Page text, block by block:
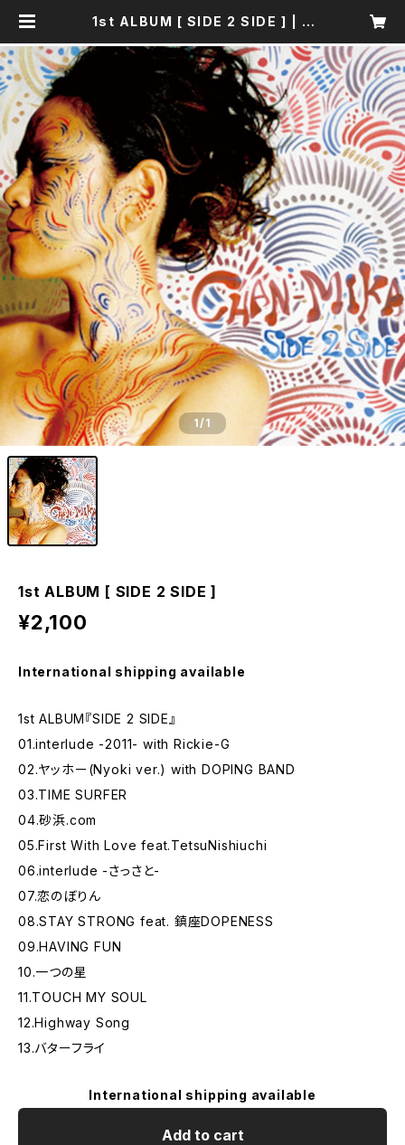
1st ALBUM [ SIDE 2 SIDE ] | C
1/1
1st ALBUM [ SIDE 2 SIDE ]
¥2,100
International shipping available
1st ALBUM『SIDE 2 SIDE』
01.interlude -2011- with Rickie-G
02.ヤッホー(Nyoki ver.) with DOPING BAND
03.TIME SURFER
04.砂浜.com
05.First With Love feat.TetsuNishiuchi
06.interlude -さっさと-
07.恋のぼりん
08.STAY STRONG feat. 鎮座DOPENESS
09.HAVING FUN
10.一つの星
11.TOUCH MY SOUL
12.Highway Song
13.バターフライ
International shipping available
Add to cart